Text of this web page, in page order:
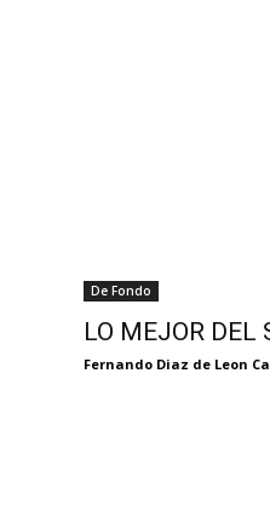
De Fondo
LO MEJOR DEL
Fernando Diaz de Leon